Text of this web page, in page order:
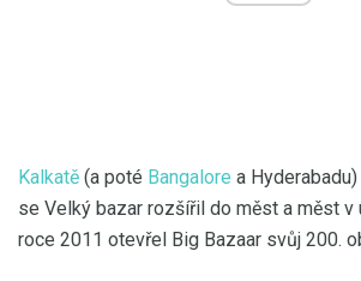
Kalkatě (a poté Bangalore a
se Velký bazar rozšířil do měst a měst v
roce 2011 otevřel Big Bazaar svůj 200.